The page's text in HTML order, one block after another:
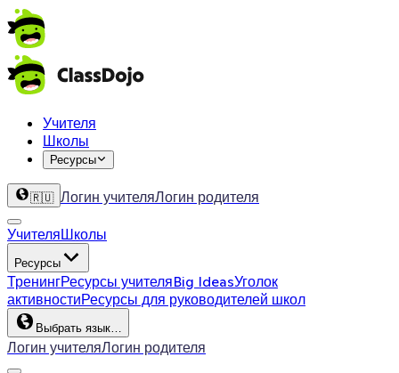
Учителя
Школы
Ресурсы
🇷🇺 Логин учителяЛогин родителя
УчителяШколы
Ресурсы
ТренингРесурсы учителяBig IdeasУголок
активностиРесурсы для руководителей школ
Выбрать язык…
Логин учителяЛогин родителя